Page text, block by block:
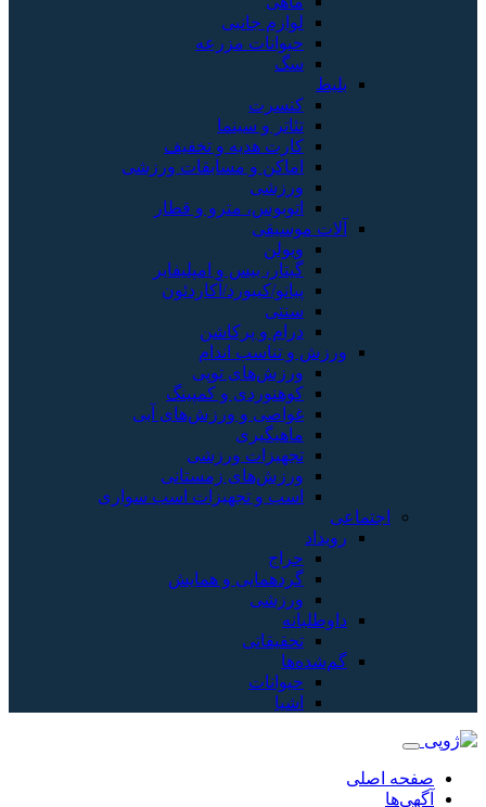
لوازم جانبی
حیوانات مزرعه
سگ
بلیط
کنسرت
تئاتر و سینما
کارت هدیه و تخفیف
اماکن و مسابقات ورزشی
ورزشی
اتوبوس، مترو و قطار
آلات موسیقی
ویولن
گیتار، بیس و امپلیفایر
پیانو/کیبورد/آکاردئون
سنتی
درام و پرکاشن
ورزش و تناسب اندام
ورزش‌های توپی
کوهنوردی و کمپینگ
غواصی و ورزش‌های آبی
ماهیگیری
تجهیزات ورزشی
ورزش‌های زمستانی
اسب و تجهیزات اسب سواری
اجتماعی
رویداد
حراج
گردهمایی و همایش
ورزشی
داوطلبانه
تحقیقاتی
گم‌شده‌ها
حیوانات
اشیا
صفحه اصلی
آگهی‌ها